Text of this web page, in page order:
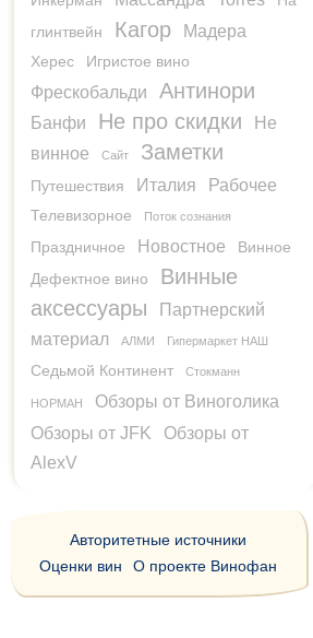
глинтвейн
Кагор Мадера
Херес Игристое вино
Фрескобальди Антинори
Банфи Не про скидки
Не
винное
Сайт Заметки
Путешествия Италия Рабочее
Телевизорное Поток сознания
Праздничное Новостное
Винное
Дефектное вино
Винные
аксессуары
Партнерский
материал
АЛМИ Гипермаркет НАШ
Седьмой Континент Стокманн
НОРМАН
Обзоры от Виноголика
Обзоры от JFK
Обзоры от
AlexV
Авторитетные источники
Оценки вин
О проекте Винофан